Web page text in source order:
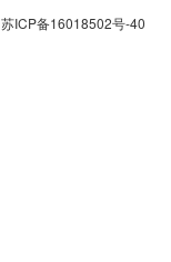
苏ICP备16018502号-40